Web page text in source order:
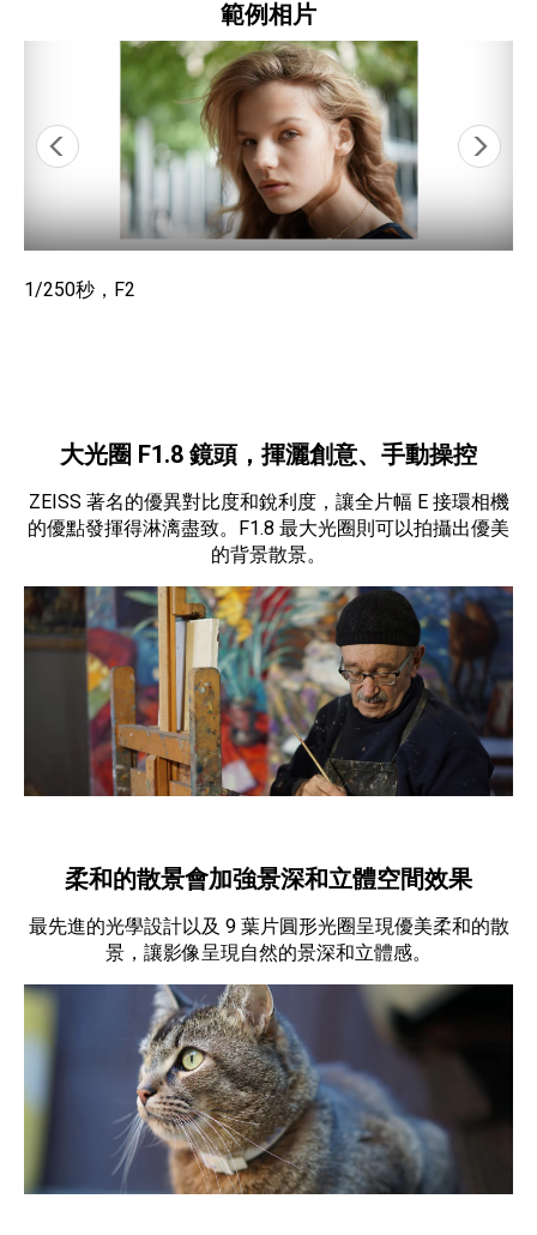
範例相片
1/250秒，F2
大光圈 F1.8 鏡頭，揮灑創意、手動操控
ZEISS 著名的優異對比度和銳利度，讓全片幅 E 接環相機
的優點發揮得淋漓盡致。F1.8 最大光圈則可以拍攝出優美
的背景散景。
柔和的散景會加強景深和立體空間效果
最先進的光學設計以及 9 葉片圓形光圈呈現優美柔和的散
景，讓影像呈現自然的景深和立體感。